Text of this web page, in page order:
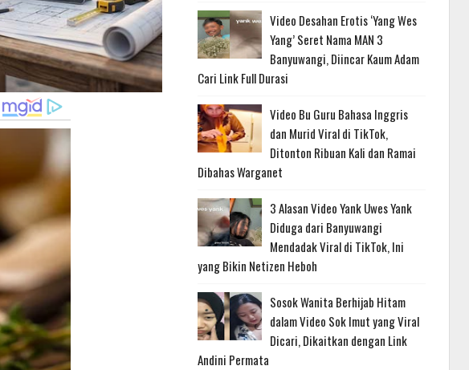
Video Desahan Erotis ‘Yang Wes
Yang’ Seret Nama MAN 3
Banyuwangi, Diincar Kaum Adam
Cari Link Full Durasi
Video Bu Guru Bahasa Inggris
dan Murid Viral di TikTok,
Ditonton Ribuan Kali dan Ramai
Dibahas Warganet
3 Alasan Video Yank Uwes Yank
Diduga dari Banyuwangi
Mendadak Viral di TikTok, Ini
yang Bikin Netizen Heboh
Sosok Wanita Berhijab Hitam
dalam Video Sok Imut yang Viral
Dicari, Dikaitkan dengan Link
Andini Permata